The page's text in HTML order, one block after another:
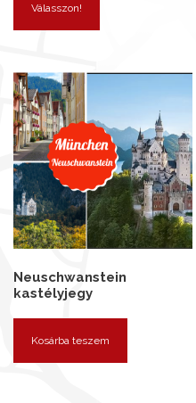
Válasszon!
Neuschwanstein
kastélyjegy
Kosárba teszem